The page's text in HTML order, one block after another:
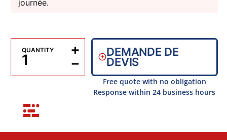
journée.
QUANTITY
−
+ DEMANDE DE
DEVIS
Free quote with no obligation
Response within 24 business hours